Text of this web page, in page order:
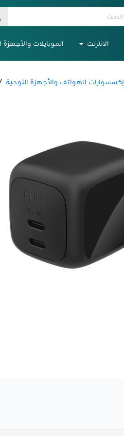
الانترنت الموبايلات والأجهزة
إكسسوارات الهواتف والأجهزة اللوحية